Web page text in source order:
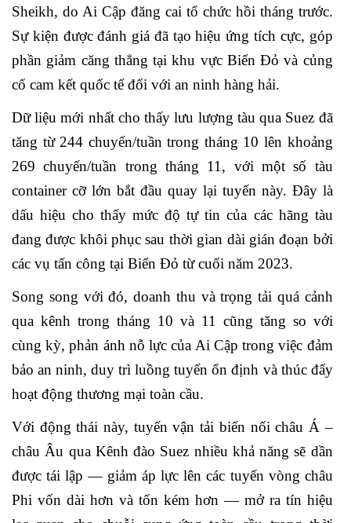
Sheikh, do Ai Cập đăng cai tổ chức hồi tháng trước.
Sự kiện được đánh giá đã tạo hiệu ứng tích cực, góp
phần giảm căng thẳng tại khu vực Biển Đỏ và củng
cố cam kết quốc tế đối với an ninh hàng hải.
Dữ liệu mới nhất cho thấy lưu lượng tàu qua Suez đã
tăng từ 244 chuyến/tuần trong tháng 10 lên khoảng
269 chuyến/tuần trong tháng 11, với một số tàu
container cỡ lớn bắt đầu quay lại tuyến này. Đây là
dấu hiệu cho thấy mức độ tự tin của các hãng tàu
đang được khôi phục sau thời gian dài gián đoạn bởi
các vụ tấn công tại Biển Đỏ từ cuối năm 2023.
Song song với đó, doanh thu và trọng tải quá cảnh
qua kênh trong tháng 10 và 11 cũng tăng so với
cùng kỳ, phản ánh nỗ lực của Ai Cập trong việc đảm
bảo an ninh, duy trì luồng tuyến ổn định và thúc đẩy
hoạt động thương mại toàn cầu.
Với động thái này, tuyến vận tải biển nối châu Á –
châu Âu qua Kênh đào Suez nhiều khả năng sẽ dần
được tái lập — giảm áp lực lên các tuyến vòng châu
Phi vốn dài hơn và tốn kém hơn — mở ra tín hiệu